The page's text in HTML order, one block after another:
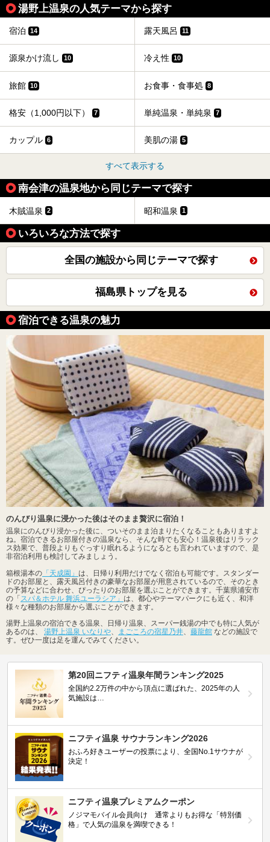
※2021/07/21時点の情報です。
湯野上温泉の人気テーマから探す
宿泊 14 露天風呂 11
源泉かけ流し 10 冷え性 10
旅館 10 お食事・食事処 8
格安（1,000円以下） 7 単純温泉・単純泉 7
カップル 6 美肌の湯 5
すべて表示する
南会津の温泉地から同じテーマで探す
木賊温泉 2 昭和温泉 1
いろいろな方法で探す
全国の施設から同じテーマで探す
福島県トップを見る
宿泊できる温泉の魅力
のんびり温泉に浸かった後はそのまま贅沢に宿泊！
温泉にのんびり浸かった後に、ついそのまま泊まりたくなることもありますよ
ね。宿泊できるお部屋付きの温泉なら、そんな時でも安心！温泉後はリラック
ス効果で、普段よりもぐっすり眠れるようになるとも言われていますので、是
非宿泊利用も検討してみましょう。
箱根湯本の 「天成園」 は、日帰り利用だけでなく宿泊も可能です。スタンダー
ドのお部屋と、露天風呂付きの豪華なお部屋が用意されているので、そのとき
の予算などに合わせ、ぴったりのお部屋を選ぶことができます。千葉県浦安市
の「 スパ＆ホテル 舞浜ユーラシア」 は、都心やテーマパークにも近く、和洋
様々な種類のお部屋から選ぶことができます。
湯野上温泉の宿泊できる温泉、日帰り温泉、スーパー銭湯の中でも特に人気が
あるのは、 湯野上温泉 いなりや まごころの宿星乃井 藤龍館 などの施設で
す。ぜひ一度は足を運んでみてください。
第20回ニフティ温泉年間ランキング2025
全国約2.2万件の中から頂点に選ばれた、2025年の人
気施設は…
ニフティ温泉 サウナランキング2026
おふろ好きユーザーの投票により、全国No.1サウナが
決定！
ニフティ温泉プレミアムクーポン
ノジマモバイル会員向け 通常よりもお得な「特別価
格」で人気の温泉を満喫できる！